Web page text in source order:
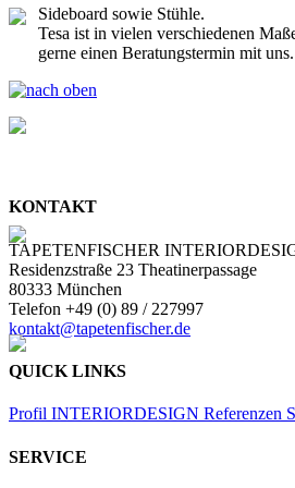
Sideboard sowie Stühle.
Tesa ist in vielen verschiedenen
gerne einen Beratungstermin mit uns.
KONTAKT
TAPETENFISCHER
Residenzstraße 23 Theatinerpassage
80333 München
Telefon +49 (0) 89 / 227997
kontakt@tapetenfischer.de
QUICK LINKS
Profil INTERIORDESIGN Referenzen
SERVICE